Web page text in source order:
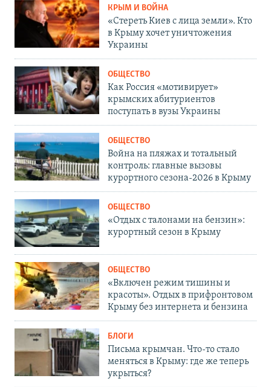
КРЫМ И ВОЙНА
«Стереть Киев с лица земли». Кто
в Крыму хочет уничтожения
Украины
ОБЩЕСТВО
Как Россия «мотивирует»
крымских абитуриентов
поступать в вузы Украины
ОБЩЕСТВО
Война на пляжах и тотальный
контроль: главные вызовы
курортного сезона-2026 в Крыму
ОБЩЕСТВО
«Отдых с талонами на бензин»:
курортный сезон в Крыму
ОБЩЕСТВО
«Включен режим тишины и
красоты». Отдых в прифронтовом
Крыму без интернета и бензина
БЛОГИ
Письма крымчан. Что-то стало
меняться в Крыму: где же теперь
укрыться?